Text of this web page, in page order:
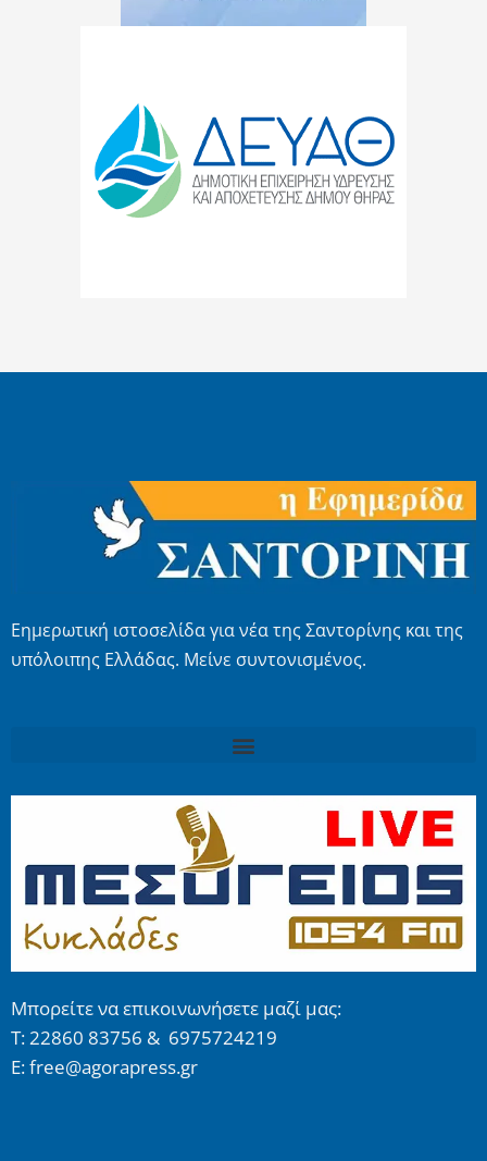
Εημερωτική ιστοσελίδα για νέα της Σαντορίνης και της
υπόλοιπης Ελλάδας. Μείνε συντονισμένος.
Μπορείτε να επικοινωνήσετε μαζί μας:
Τ: 22860 83756 & 6975724219
E: free@agorapress.gr